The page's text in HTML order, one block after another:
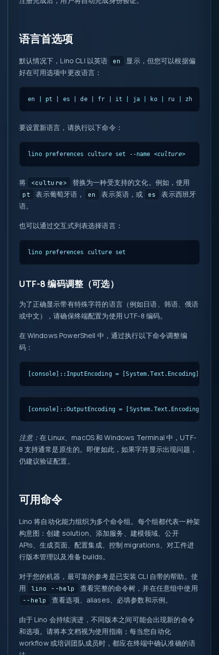
语言首选项
默认情况下，Lino CLI 以英语 en
显示，但您可以根据偏
好在可用选项中更改语言：
en | pt | es | de | fr | it | ja | ko | ru | zh
要设置新语言，请执行以下命令：
lino preferences culture set --name <culture>
将 <culture> 替换为一种受支持的文化。例如，使用
pt 表示葡萄牙语， en 表示英语，或 es
表示西班牙
语。
也可以通过交互式列表选择语言：
lino preferences culture set
UTF-8 编码调整（可选）
为了正确显示带有特殊字符的语言（例如日语、韩语、俄语
或中文），请确保终端配置为使用 UTF-8 编码。
在 Windows PowerShell 中，通过执行以下命令调整编
码：
[console]::InputEncoding =
[console]::OutputEncoding =
注意：在 Linux、macOS 和 Windows Terminal 中，UTF-
8 支持通常是原生的。即便如此，如果字符显示出现问题，
仍建议验证配置。
可用命令
Lino 将自动化能力组织为多个命令组。每个组都代表一种架
构意图：创建 solution、添加服务、建模领域、公开
APIs、生成页面、配置集成、控制 migrations、对工件进
行版本管理以及准备 builds。
对于您的机器，最可靠的参考是已安装 CLI 自带的帮助。使
用
lino --help 查看完整的命令树，并在任意组中使用
--help 查看选项、aliases、必填参数和示例。
由于 Lino 会持续演进，不同版本之间可能会出现新的命令
和选项。请将本文档视为使用指南；每当您自动化
workflow 或培训团队成员时，都应在终端中确认准确的语